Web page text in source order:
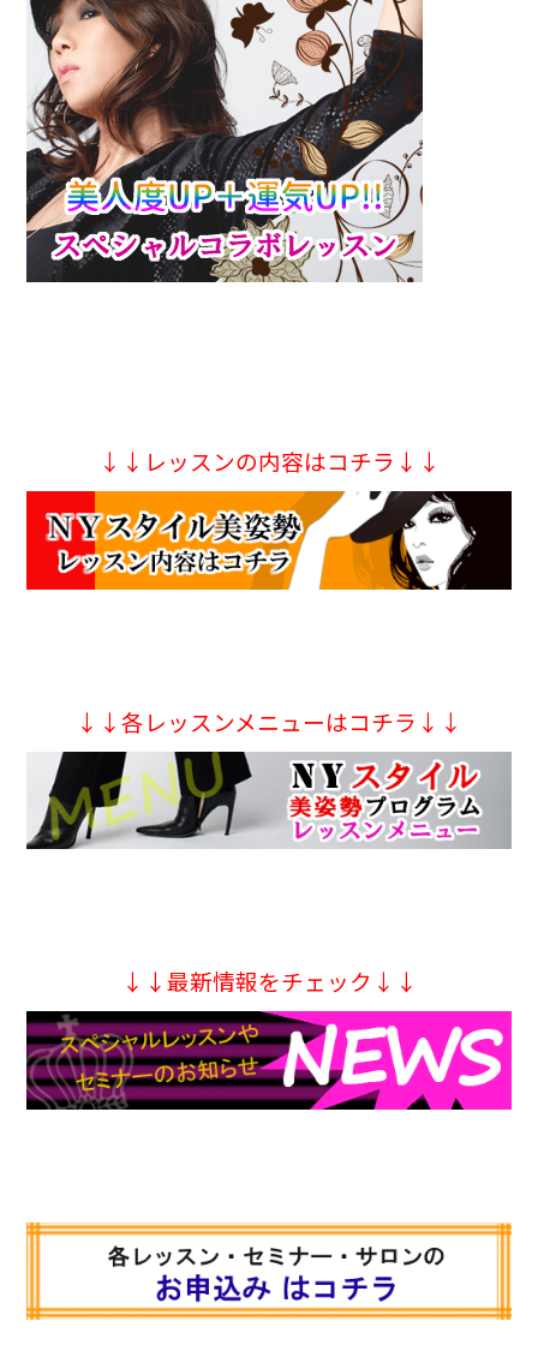
↓↓レッスンの内容はコチラ↓↓
↓↓各レッスンメニューはコチラ↓↓
↓↓最新情報をチェック↓↓